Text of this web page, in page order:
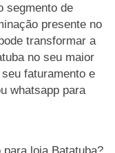
segmento de
presente no
transformar a
no seu maior
faturamento e
whatsapp para